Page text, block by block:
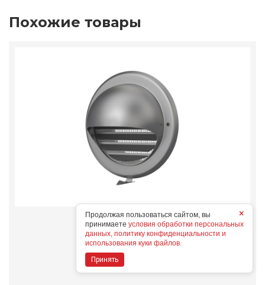
Похожие товары
12,5ВМ
Конструктивные особенности
Дополнительные опции
×
Продолжая пользоваться сайтом, вы
принимаете условия обработки персональных
данных, политику конфиденциальности и
использования куки файлов.
Принять